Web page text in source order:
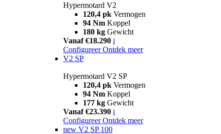
Hypermotard V2
120,4 pk Vermogen
94 Nm Koppel
180 kg Gewicht
Vanaf €18.290 i
Configureer Ontdek meer
V2 SP
Hypermotard V2 SP
120,4 pk Vermogen
94 Nm Koppel
177 kg Gewicht
Vanaf €23.390 i
Configureer Ontdek meer
new V2 SP 100